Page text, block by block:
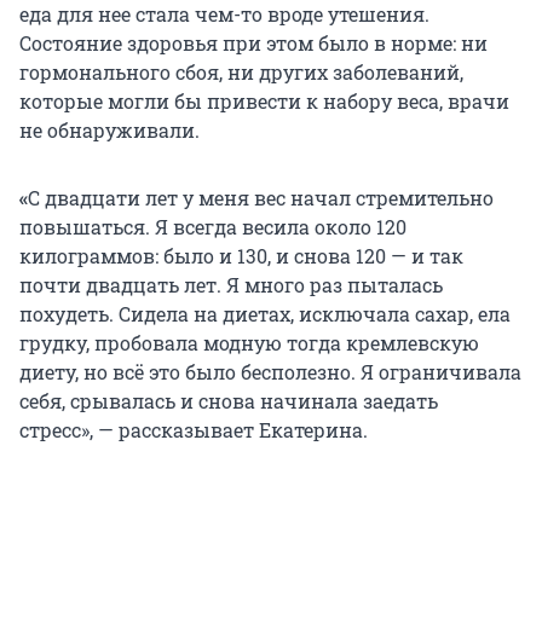
еда для нее стала чем-то вроде утешения.
Состояние здоровья при этом было в норме: ни
гормонального сбоя, ни других заболеваний,
которые могли бы привести к набору веса, врачи
не обнаруживали.
«С двадцати лет у меня вес начал стремительно
повышаться. Я всегда весила около 120
килограммов: было и 130, и снова 120 — и так
почти двадцать лет. Я много раз пыталась
похудеть. Сидела на диетах, исключала сахар, ела
грудку, пробовала модную тогда кремлевскую
диету, но всё это было бесполезно. Я ограничивала
себя, срывалась и снова начинала заедать
стресс», — рассказывает Екатерина.